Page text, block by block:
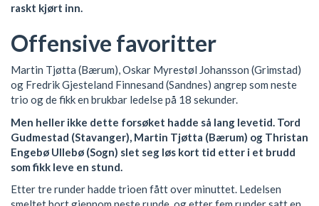
raskt kjørt inn.
Offensive favoritter
Martin Tjøtta (Bærum), Oskar Myrestøl Johansson (Grimstad)
og Fredrik Gjesteland Finnesand (Sandnes) angrep som neste
trio og de fikk en brukbar ledelse på 18 sekunder.
Men heller ikke dette forsøket hadde så lang levetid. Tord
Gudmestad (Stavanger), Martin Tjøtta (Bærum) og Thristan
Engebø Ullebø (Sogn) slet seg løs kort tid etter i et brudd
som fikk leve en stund.
Etter tre runder hadde trioen fått over minuttet. Ledelsen